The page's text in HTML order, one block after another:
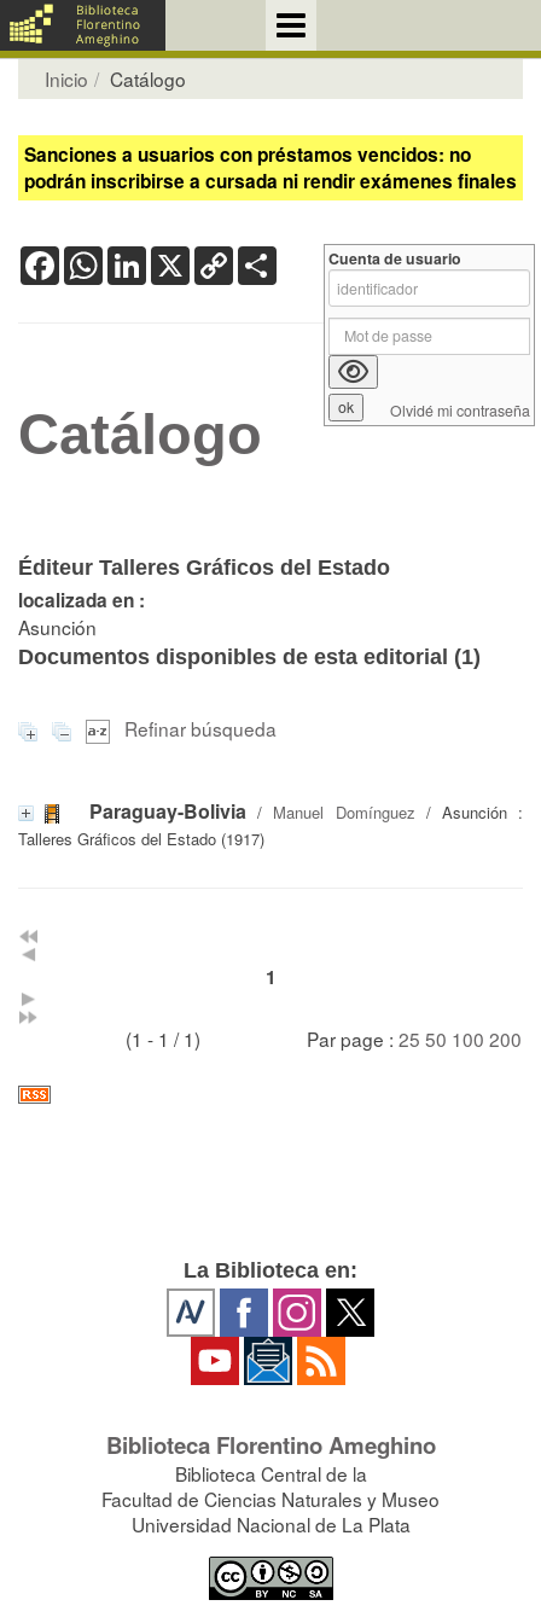
Inicio Catálogo
Sanciones a usuarios con préstamos vencidos: no
podrán inscribirse a cursada ni rendir exámenes finales
FacebookWhatsApp
LinkedIn
X Copy
Link
Catálogo
Éditeur Talleres Gráficos del Estado
localizada en :
Asunción
Documentos disponibles de esta editorial (1)
Refinar búsqueda
Paraguay-Bolivia / Manuel Domínguez / Asunción :
Talleres Gráficos del Estado (1917)
1
(1 - 1 / 1) Par page : 25 50 100 200
Cuenta de usuario
Olvidé mi contraseña
La Biblioteca en:
Biblioteca Florentino Ameghino
Biblioteca Central de la
Facultad de Ciencias Naturales y Museo
Universidad Nacional de La Plata